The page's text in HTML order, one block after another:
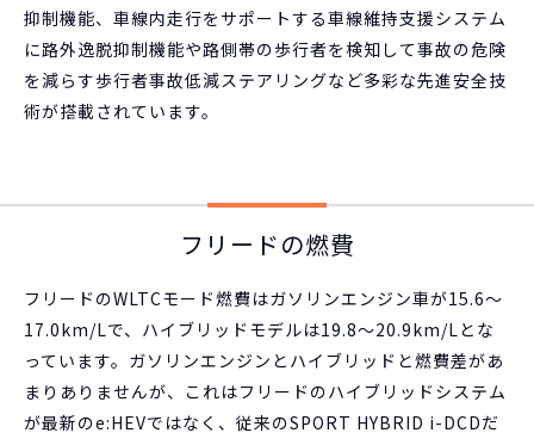
抑制機能、車線内走行をサポートする車線維持支援システム
に路外逸脱抑制機能や路側帯の歩行者を検知して事故の危険
を減らす歩行者事故低減ステアリングなど多彩な先進安全技
術が搭載されています。
フリードの燃費
フリードのWLTCモード燃費はガソリンエンジン車が15.6～
17.0km/Lで、ハイブリッドモデルは19.8～20.9km/Lとな
っています。ガソリンエンジンとハイブリッドと燃費差があ
まりありませんが、これはフリードのハイブリッドシステム
が最新のe:HEVではなく、従来のSPORT HYBRID i-DCDだ